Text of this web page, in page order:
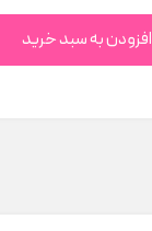
افزودن به سبد خرید